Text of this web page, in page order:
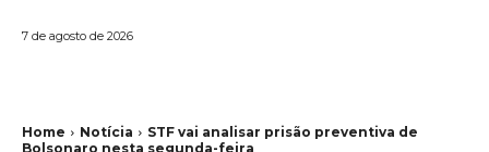
7 de agosto de 2026